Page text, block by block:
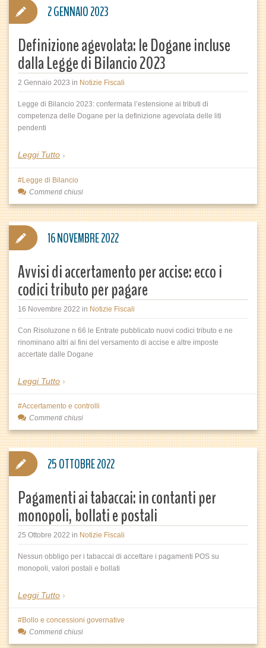
Definizione agevolata: le Dogane incluse
dalla Legge di Bilancio 2023
2 Gennaio 2023 in Notizie Fiscali
Legge di Bilancio 2023: confermata l’estensione ai tributi di
competenza delle Dogane per la definizione agevolata delle liti
pendenti
Leggi Tutto
2 GENNAIO 2023
Legge di Bilancio
Commenti chiusi
Avvisi di accertamento per accise: ecco i
codici tributo per pagare
16 Novembre 2022 in Notizie Fiscali
Con Risoluzone n 66 le Entrate pubblicato nuovi codici tributo e ne
rinominano altri ai fini del versamento di accise e altre imposte
accertate dalle Dogane
Leggi Tutto
16 NOVEMBRE 2022
Accertamento e controlli
Commenti chiusi
Pagamenti ai tabaccai: in contanti per
monopoli, bollati e postali
25 Ottobre 2022 in Notizie Fiscali
Nessun obbligo per i tabaccai di accettare i pagamenti POS su
monopoli, valori postali e bollati
Leggi Tutto
25 OTTOBRE 2022
Bollo e concessioni governative
Commenti chiusi